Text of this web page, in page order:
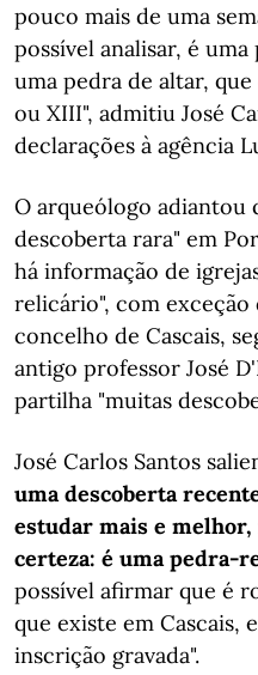
pouco mais de uma
possível analisar, é
uma pedra de altar,
ou XIII", admitiu José
declarações à agência
O arqueólogo adiantou
descoberta rara" em
há informação de
relicário", com exceção
concelho de Cascais,
antigo professor José
partilha "muitas
José Carlos Santos
uma descoberta
estudar mais e melhor,
certeza: é uma pedra-
possível afirmar que é
que existe em Cascais,
inscrição gravada".